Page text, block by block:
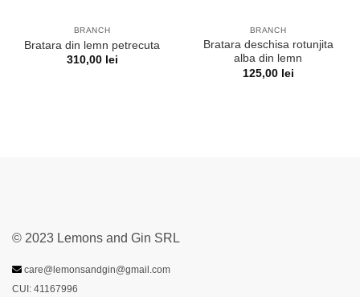
BRANCH
Bratara din lemn petrecuta
310,00 lei
BRANCH
Bratara deschisa rotunjita
alba din lemn
125,00 lei
© 2023 Lemons and Gin SRL
care@lemonsandgin@gmail.com
CUI: 41167996